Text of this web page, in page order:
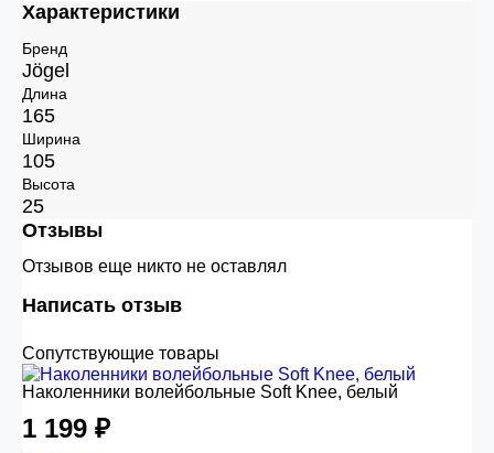
Характеристики
Бренд
Jögel
Длина
165
Ширина
105
Высота
25
Отзывы
Отзывов еще никто не оставлял
Написать отзыв
Сопутствующие товары
Наколенники волейбольные Soft Knee, белый
1 199 ₽